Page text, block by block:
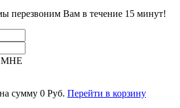
перезвоним Вам в течение 15 минут!
МНЕ
на сумму 0 Руб. Перейти в корзину